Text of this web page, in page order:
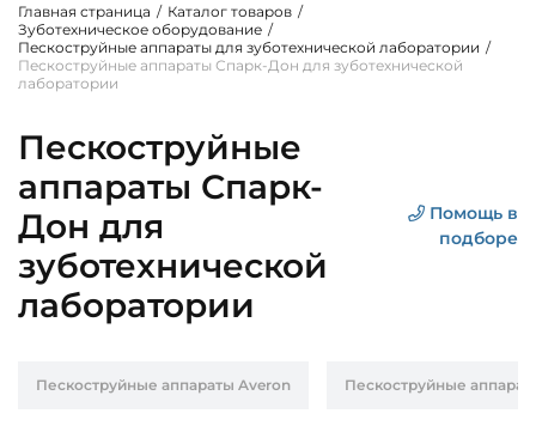
Главная страница / Каталог товаров /
Зуботехническое оборудование /
Пескоструйные аппараты для зуботехнической лаборатории /
Пескоструйные аппараты Спарк-Дон для зуботехнической
лаборатории
Пескоструйные
аппараты Спарк-
Дон для
зуботехнической
лаборатории
Помощь в
подборе
Пескоструйные аппараты Averon Пескоструйные